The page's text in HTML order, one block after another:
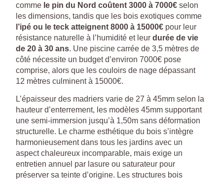
comme le pin du Nord coûtent 3000 à 7000€ selon
les dimensions, tandis que les bois exotiques comme
l’ipé ou le teck atteignent 8000 à 15000€ pour leur
résistance naturelle à l’humidité et leur durée de vie
de 20 à 30 ans. Une piscine carrée de 3,5 mètres de
côté nécessite un budget d’environ 7000€ pose
comprise, alors que les couloirs de nage dépassant
12 mètres culminent à 15000€.
L’épaisseur des madriers varie de 27 à 45mm selon la
hauteur d’enterrement, les modèles 45mm supportant
une semi-immersion jusqu’à 1,50m sans déformation
structurelle. Le charme esthétique du bois s’intègre
harmonieusement dans tous les jardins avec un
aspect chaleureux incomparable, mais exige un
entretien annuel par lasure ou saturateur pour
préserver sa teinte d’origine. Les structures bois